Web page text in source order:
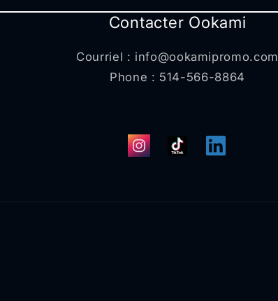
Contacter Ookami
Courriel : info@ookamipromo.com
Phone : 514-566-8864
InstagramTikTok
Translation